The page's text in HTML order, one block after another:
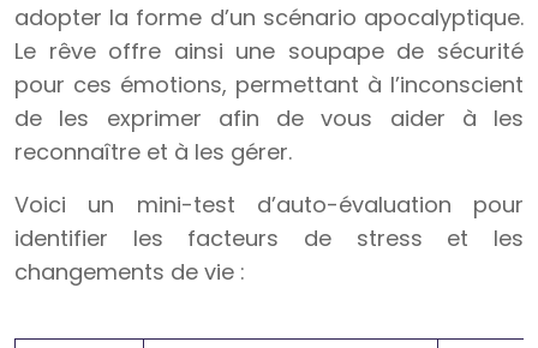
adopter la forme d’un scénario apocalyptique.
Le rêve offre ainsi une soupape de sécurité
pour ces émotions, permettant à l’inconscient
de les exprimer afin de vous aider à les
reconnaître et à les gérer.
Voici un mini-test d’auto-évaluation pour
identifier les facteurs de stress et les
changements de vie :